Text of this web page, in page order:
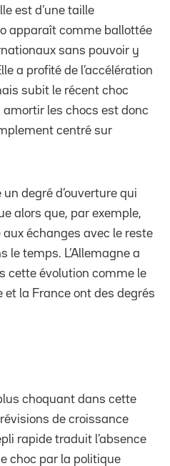
est d’une taille
apparaît comme ballottée
sans pouvoir y
a profité de l’accélération
subit le récent choc
les chocs est donc
centré sur
degré d’ouverture qui
alors que, par exemple,
échanges avec le reste
le temps. L’Allemagne a
cette évolution comme le
et la France ont des degrés
choquant dans cette
de croissance
rapide traduit l’absence
choc par la politique